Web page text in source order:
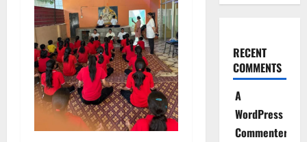
RECENT
COMMENTS
A
WordPress
Commenter